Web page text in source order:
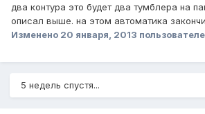
два контура это будет два тумблера на
описал выше. на этом автоматика
Изменено 20 января, 2013
5 недель спустя...